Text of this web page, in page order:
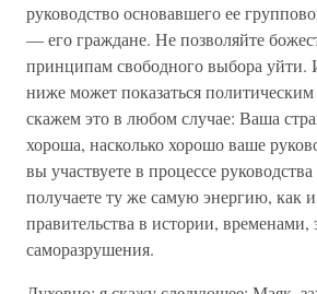
руководство основавшего ее
— его граждане. Не позволяйте
принципам свободного выбора уйти.
ниже может показаться
скажем это в любом случае: Ваша
хороша, насколько хорошо ваше
вы участвуете в процессе
получаете ту же самую энергию, как
правительства в истории, временами,
саморазрушения.